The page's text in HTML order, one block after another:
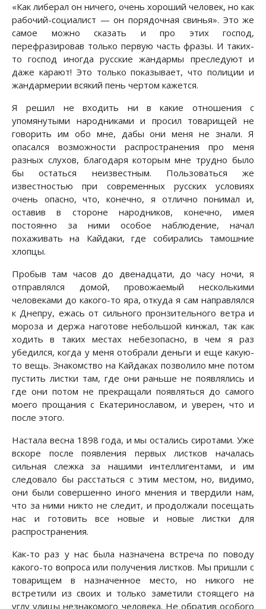
«Как либерал он ничего, очень хороший человек, но как
рабочий-социалист — он порядочная свинья». Это же
самое можно сказать и про этих господ,
перефразировав только первую часть фразы. И таких-
то господ иногда русские жандармы преследуют и
даже карают! Это только показывает, что полиции и
жандармерии всякий пень чертом кажется.
Я решил не входить ни в какие отношения с
упомянутыми народниками и просил товарищей не
говорить им обо мне, дабы они меня не знали. Я
опасался возможности распространения про меня
разных слухов, благодаря которым мне трудно было
бы остаться неизвестным. Пользоваться же
известностью при современных русских условиях
очень опасно, что, конечно, я отлично понимал и,
оставив в стороне народников, конечно, имея
постоянно за ними особое наблюдение, начал
похаживать на Кайдаки, где собирались тамошние
хлопцы.
Пробыв там часов до двенадцати, до часу ночи, я
отправлялся домой, провожаемый несколькими
человеками до какого-то яра, откуда я сам направлялся
к Днепру, ежась от сильного пронзительного ветра и
мороза и держа наготове небольшой кинжал, так как
ходить в таких местах небезопасно, в чем я раз
убедился, когда у меня отобрали деньги и еще какую-
то вещь. Знакомство на Кайдаках позволило мне потом
пустить листки там, где они раньше не появлялись и
где они потом не прекращали появляться до самого
моего прощания с Екатеринославом, и уверен, что и
после этого.
Настала весна 1898 года, и мы остались сиротами. Уже
вскоре после появления первых листков началась
сильная слежка за нашими интеллигентами, и им
следовало бы расстаться с этим местом, но, видимо,
они были совершенно иного мнения и твердили нам,
что за ними никто не следит, и продолжали посещать
нас и готовить все новые и новые листки для
распространения.
Как-то раз у нас была назначена встреча по поводу
какого-то вопроса или получения листков. Мы пришли с
товарищем в назначенное место, но никого не
встретили из своих и только заметили стоящего на
углу улицы незнакомого человека. Не обратив особого